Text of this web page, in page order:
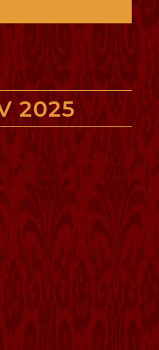
2025